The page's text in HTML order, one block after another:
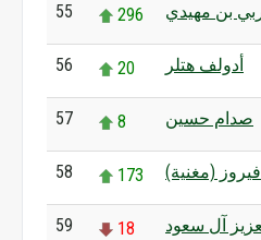
55 296 بن مهيدي
56 20 أدولف هتلر
57 8 صدام حسين
58 173 فيروز (مغنية)
59 18 آل سعود